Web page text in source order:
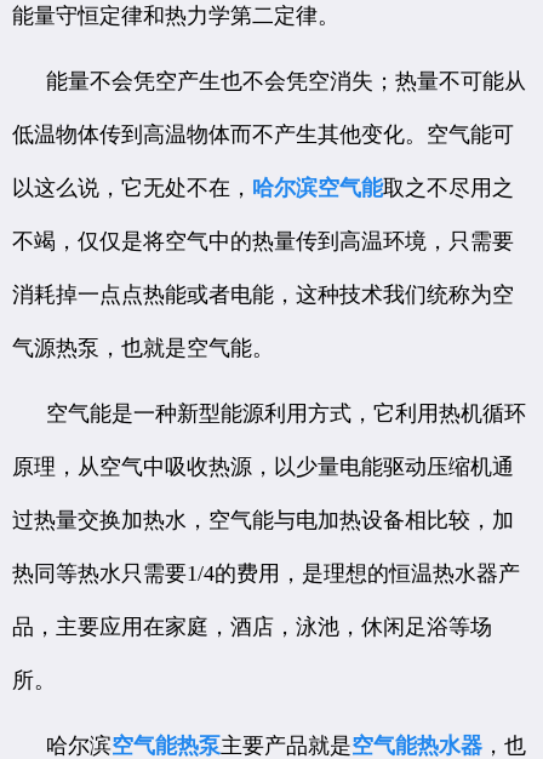
能量守恒定律和热力学第二定律。
能量不会凭空产生也不会凭空消失；热量不可能从
低温物体传到高温物体而不产生其他变化。空气能可
以这么说，它无处不在， 哈尔滨空气能取之不尽用之
不竭，仅仅是将空气中的热量传到高温环境，只需要
消耗掉一点点热能或者电能，这种技术我们统称为空
气源热泵，也就是空气能。
空气能是一种新型能源利用方式，它利用热机循环
原理，从空气中吸收热源，以少量电能驱动压缩机通
过热量交换加热水，空气能与电加热设备相比较，加
热同等热水只需要1/4的费用，是理想的恒温热水器产
品，主要应用在家庭，酒店，泳池，休闲足浴等场
所。
哈尔滨空气能热泵主要产品就是空气能热水器 ，也